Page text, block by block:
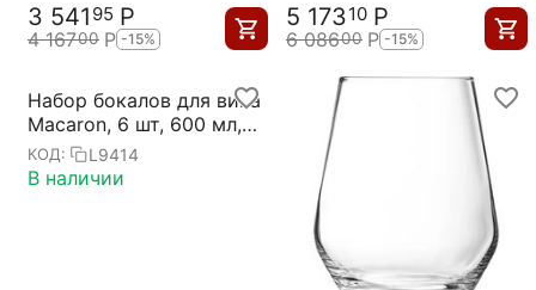
3 541 95 Р
4 16700 Р -15%
5 17310 Р
6 08600 Р -15%
Набор бокалов для вина
Macaron, 6 шт, 600 мл,
D105 мм, H235 мм,
хрустальное стекло,
КОД: L9414
В наличии